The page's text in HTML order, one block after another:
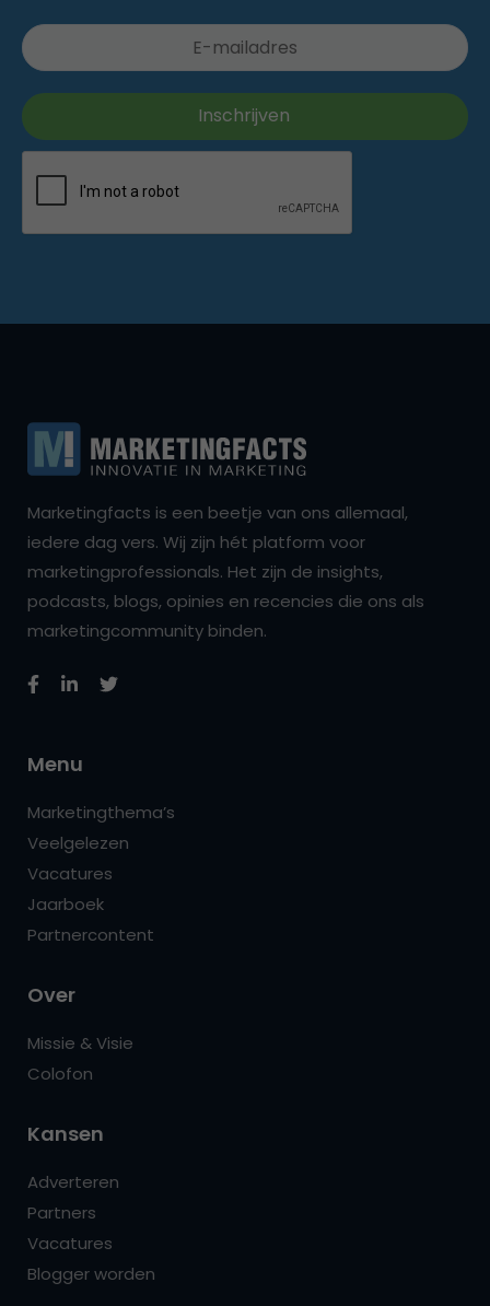
Marketingfacts is een beetje van ons allemaal,
iedere dag vers. Wij zijn hét platform voor
marketingprofessionals. Het zijn de insights,
podcasts, blogs, opinies en recencies die ons als
marketingcommunity binden.
Menu
Marketingthema’s
Veelgelezen
Vacatures
Jaarboek
Partnercontent
Over
Missie & Visie
Colofon
Kansen
Adverteren
Partners
Vacatures
Blogger worden